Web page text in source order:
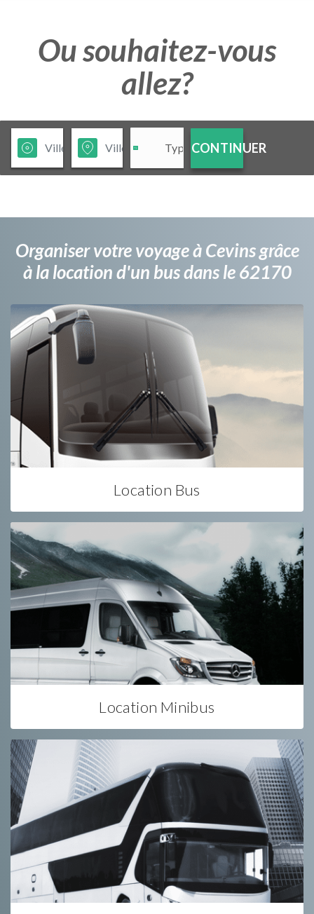
Ou souhaitez-vous
allez?
CONTINUER
Organiser votre voyage à Cevins grâce
à la location d'un bus dans le 62170
Location Bus
Location Minibus